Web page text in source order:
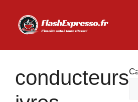
contenu
conducteurs